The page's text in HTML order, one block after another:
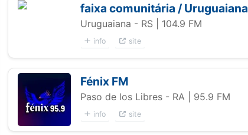
faixa comunitária / Uruguaiana
Uruguaiana - RS | 104.9 FM
info site
Fénix FM
Paso de los Libres - RA | 95.9 FM
info site